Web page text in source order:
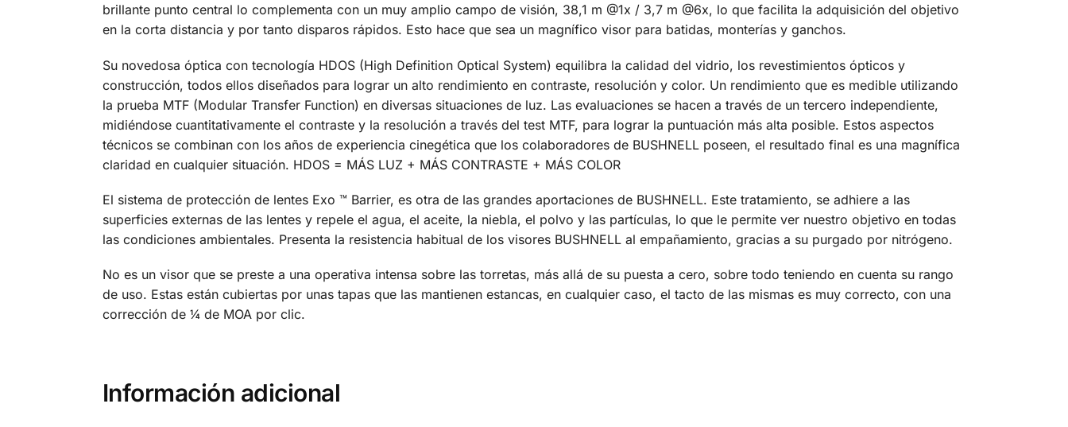
brillante punto central lo complementa con un muy amplio campo de visión, 38,1 m @1x / 3,7 m @6x, lo que facilita la adquisición del objetivo
en la corta distancia y por tanto disparos rápidos. Esto hace que sea un magnífico visor para batidas, monterías y ganchos.
Su novedosa óptica con tecnología HDOS (High Definition Optical System) equilibra la calidad del vidrio, los revestimientos ópticos y
construcción, todos ellos diseñados para lograr un alto rendimiento en contraste, resolución y color. Un rendimiento que es medible utilizando
la prueba MTF (Modular Transfer Function) en diversas situaciones de luz. Las evaluaciones se hacen a través de un tercero independiente,
midiéndose cuantitativamente el contraste y la resolución a través del test MTF, para lograr la puntuación más alta posible. Estos aspectos
técnicos se combinan con los años de experiencia cinegética que los colaboradores de BUSHNELL poseen, el resultado final es una magnífica
claridad en cualquier situación. HDOS = MÁS LUZ + MÁS CONTRASTE + MÁS COLOR
El sistema de protección de lentes Exo ™ Barrier, es otra de las grandes aportaciones de BUSHNELL. Este tratamiento, se adhiere a las
superficies externas de las lentes y repele el agua, el aceite, la niebla, el polvo y las partículas, lo que le permite ver nuestro objetivo en todas
las condiciones ambientales. Presenta la resistencia habitual de los visores BUSHNELL al empañamiento, gracias a su purgado por nitrógeno.
No es un visor que se preste a una operativa intensa sobre las torretas, más allá de su puesta a cero, sobre todo teniendo en cuenta su rango
de uso. Estas están cubiertas por unas tapas que las mantienen estancas, en cualquier caso, el tacto de las mismas es muy correcto, con una
corrección de ¼ de MOA por clic.
Información adicional